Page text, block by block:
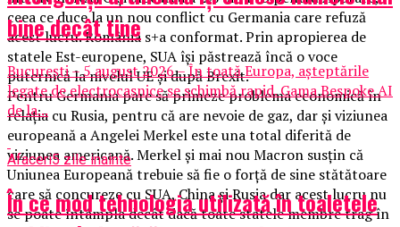
ceea ce duce la un nou conflict cu Germania care refuză
acest lucru. România s+a conformat. Prin apropierea de
statele Est-europene, SUA îşi păstrează încă o voce
puternică la nivelul UE şi după Brexit.
Pentru Germania pare să primeze problema economică în
relaţia cu Rusia, pentru că are nevoie de gaz, dar şi viziunea
europeană a Angelei Merkel este una total diferită de
viziunea americană. Merkel şi mai nou Macron susţin că
Uniunea Europeană trebuie să fie o forţă de sine stătătoare
care să concureze cu SUA, China şi Rusia dar acest lucru nu
se poate întâmpla decât dacă toate statele membre trag în
bine decât tine
București – 5 august 2026 – În toată Europa, așteptările
legate de electrocasnice se schimbă rapid. Gama Bespoke AI
de la...
Afaceri5 zile inainte
În ce mod tehnologia utilizată în toaletele